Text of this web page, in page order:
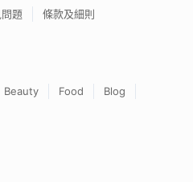
題 條款及細則
Beauty Food
Blog